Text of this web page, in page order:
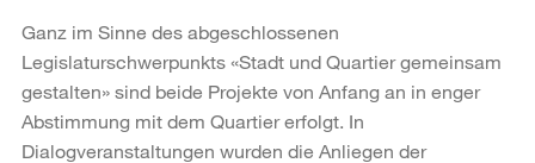
Ganz im Sinne des abgeschlossenen
Legislaturschwerpunkts «Stadt und Quartier gemeinsam
gestalten» sind beide Projekte von Anfang an in enger
Abstimmung mit dem Quartier erfolgt. In
Dialogveranstaltungen wurden die Anliegen der